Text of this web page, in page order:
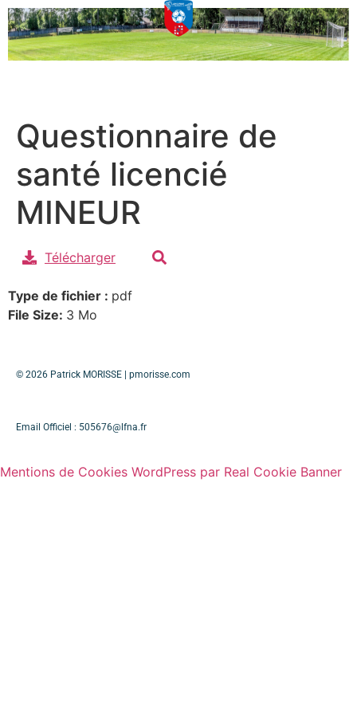
Questionnaire de
santé licencié
MINEUR
Télécharger
Type de fichier : pdf
File Size: 3 Mo
© 2026 Patrick MORISSE | pmorisse.com
Email Officiel : 505676@lfna.fr
Mentions de Cookies WordPress par Real Cookie Banner